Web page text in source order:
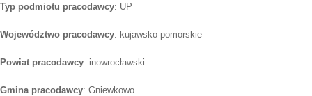
Typ podmiotu pracodawcy: UP
Województwo pracodawcy: kujawsko-pomorskie
Powiat pracodawcy: inowrocławski
Gmina pracodawcy: Gniewkowo